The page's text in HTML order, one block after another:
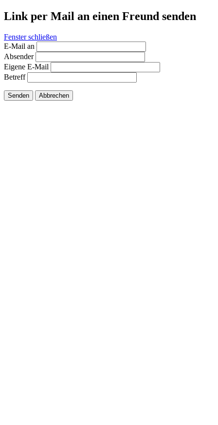
Link per Mail an einen Freund senden
Fenster schließen
E-Mail an
Absender
Eigene E-Mail
Betreff
Senden Abbrechen